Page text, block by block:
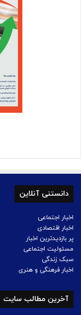
دانستنی آنلاین
اخبار اجتماعی
اخبار اقتصادی
پر بازدیدترین اخبار
مسئولیت اجتماعی
سبک زندگی
اخبار فرهنگی و هنری
آخرین مطالب سایت